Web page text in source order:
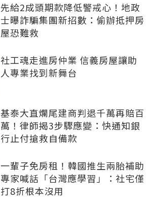
先給2成頭期款降低警戒心！地政
士曝詐騙集團新招數：偷辦抵押房
屋恐難救
社工魂走進房仲業 信義房屋讓助
人專業找到新舞台
基泰大直爛尾建商判退千萬再賠百
萬！律師揭3步驟應變：快通知銀
行止付搶救自備款
一輩子免房租！韓國推生兩胎補助
專家喊話「台灣應學習」：社宅僅
打8折根本沒用